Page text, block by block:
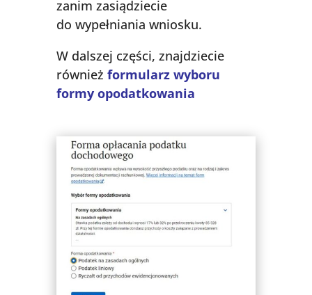
zanim zasiądziecie
do wypełniania wniosku.
W dalszej części, znajdziecie
również formularz wyboru
formy opodatkowania